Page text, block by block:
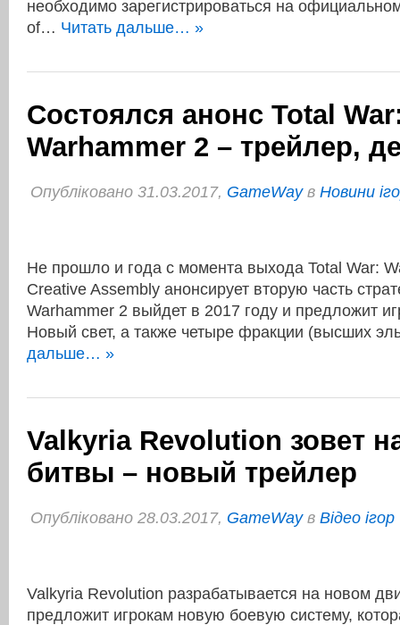
необходимо зарегистрироваться на
of… Читать дальше… »
Состоялся анонс Total
Warhammer 2 – трейлер,
Опубліковано 31.03.2017, GameWayв Новини
Не прошло и года с момента выхода Total War:
Creative Assembly анонсирует вторую часть
Warhammer 2 выйдет в 2017 году и предложит
Новый свет, а также четыре фракции (высших
дальше… »
Valkyria Revolution зовет
битвы – новый трейлер
Опубліковано 28.03.2017, GameWayв Відео ігор
Valkyria Revolution разрабатывается на новом
предложит игрокам новую боевую систему,